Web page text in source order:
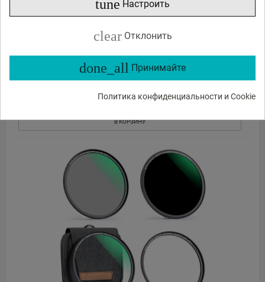
tune Настроить
clear Отклонить
done_all Принимайте
Политика конфиденциальности и Cookie
K&F Concept K&F 55mm Magnetic 3pcs Filter Kit,
MCUV+CPL+ND1000+Filter...
Доставка 5 - 7 дней
В КОРЗИНУ